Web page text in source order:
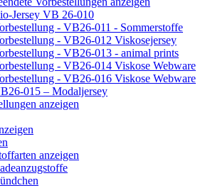
Jersey VB 26-010
- VB26-011 - Sommerstoffe
- VB26-012 Viskosejersey
- VB26-013 - animal prints
- VB26-014 Viskose Webware
- VB26-016 Viskose Webware
015 – Modaljersey
anzeigen
anzeigen